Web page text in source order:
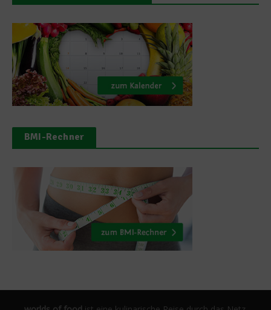
BMI-Rechner